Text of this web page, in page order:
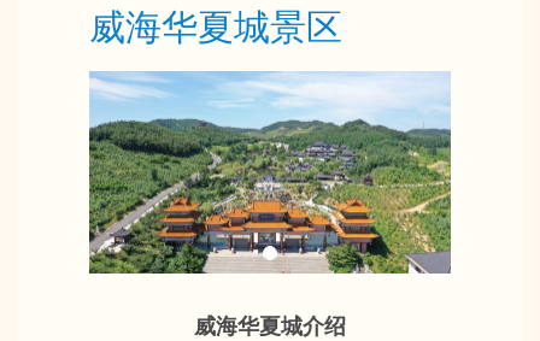
威海华夏城景区
威海华夏城介绍